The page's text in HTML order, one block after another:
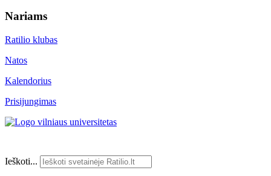
Nariams
Ratilio klubas
Natos
Kalendorius
Prisijungimas
Ieškoti...